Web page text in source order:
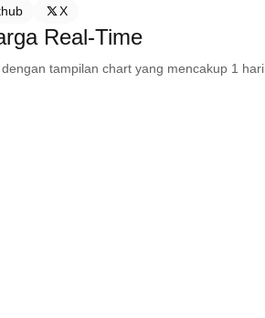
X
Real-Time
tampilan chart yang mencakup 1